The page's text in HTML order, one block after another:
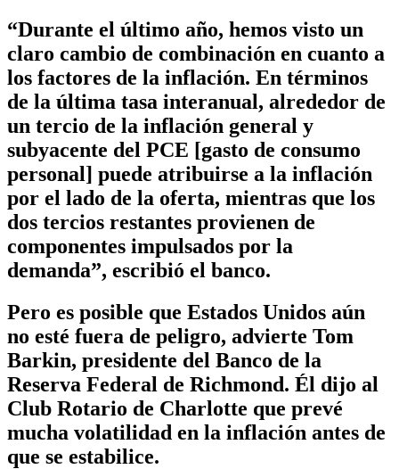
“Durante el último año, hemos visto un
claro cambio de combinación en cuanto a
los factores de la inflación. En términos
de la última tasa interanual, alrededor de
un tercio de la inflación general y
subyacente del PCE [gasto de consumo
personal] puede atribuirse a la inflación
por el lado de la oferta, mientras que los
dos tercios restantes provienen de
componentes impulsados por la
demanda”, escribió el banco.
Pero es posible que Estados Unidos aún
no esté fuera de peligro, advierte Tom
Barkin, presidente del Banco de la
Reserva Federal de Richmond. Él dijo al
Club Rotario de Charlotte que prevé
mucha volatilidad en la inflación antes de
que se estabilice.